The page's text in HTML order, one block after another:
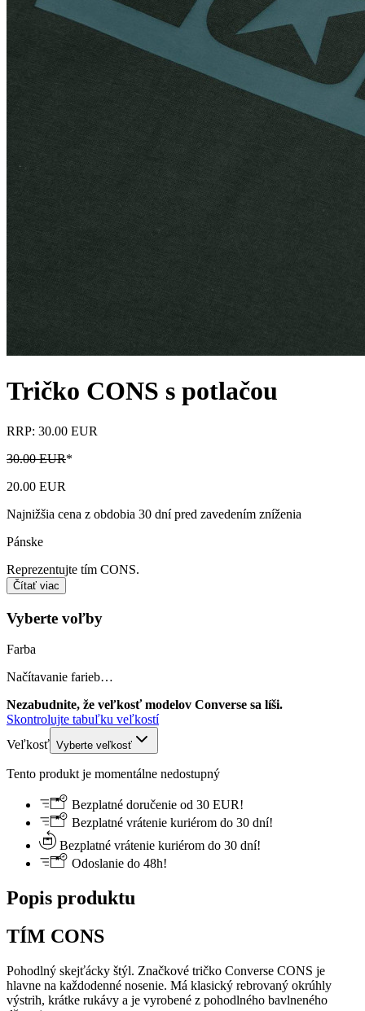
Tričko CONS s potlačou
RRP: 30.00 EUR
30.00 EUR*
20.00 EUR
Najnižšia cena z obdobia 30 dní pred zavedením zníženia
Pánske
Reprezentujte tím CONS.
Čítať viac
Vyberte voľby
Farba
Načítavanie farieb…
Nezabudnite, že veľkosť modelov Converse sa líši.
Skontrolujte tabuľku veľkostí
Veľkosť Vyberte veľkosť
Tento produkt je momentálne nedostupný
Bezplatné doručenie od 30 EUR!
Bezplatné vrátenie kuriérom do 30 dní!
Bezplatné vrátenie kuriérom do 30 dní!
Odoslanie do 48h!
Popis produktu
TÍM CONS
Pohodlný skejťácky štýl. Značkové tričko Converse CONS je
hlavne na každodenné nosenie. Má klasický rebrovaný okrúhly
výstrih, krátke rukávy a je vyrobené z pohodlného bavlneného